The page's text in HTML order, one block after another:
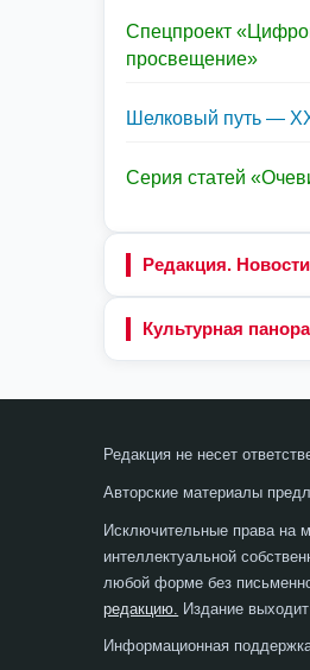
Спецпроект
просвещение»
Шелковый путь —
Серия статей
Редакция. Новости
Культурная
Редакция не несет
Авторские материалы
Исключительные права на
интеллектуальной
любой форме без
редакцию. Издание
Информационная